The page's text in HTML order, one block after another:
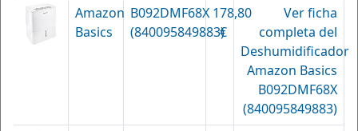
Amazon
Basics
B092DMF68X
(840095849883)
178,80
€
Ver ficha
completa del
Deshumidificador
Amazon Basics
B092DMF68X
(840095849883)